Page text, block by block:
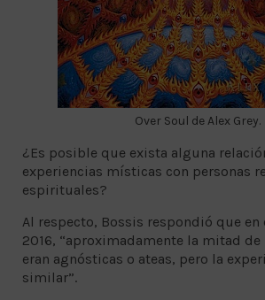
Over Soul de Alex Grey.
¿Es posible que exista alguna
experiencias místicas con personas
espirituales?
Al respecto, Bossis respondió que
2016, “aproximadamente la mitad de
eran agnósticas o ateas, pero la
similar”.